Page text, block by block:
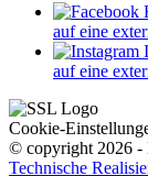
auf eine
auf eine
Cookie-
© copyright 2026 -
Technische